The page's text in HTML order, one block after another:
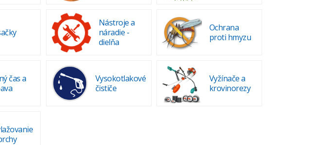
Nástroje a
náradie -
dielňa
Ochrana
proti hmyzu
čas a
Vysokotlakové
čističe
Vyžínače a
krovinorezy